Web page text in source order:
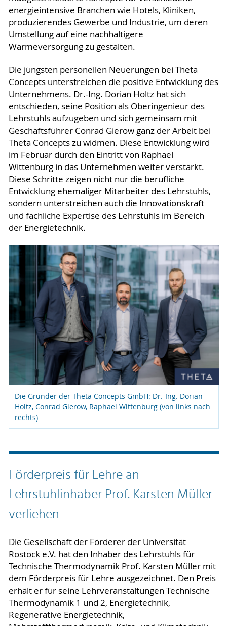
energieintensive Branchen wie Hotels, Kliniken,
produzierendes Gewerbe und Industrie, um deren
Umstellung auf eine nachhaltigere
Wärmeversorgung zu gestalten.
Die jüngsten personellen Neuerungen bei Theta
Concepts unterstreichen die positive Entwicklung des
Unternehmens. Dr.-Ing. Dorian Holtz hat sich
entschieden, seine Position als Oberingenieur des
Lehrstuhls aufzugeben und sich gemeinsam mit
Geschäftsführer Conrad Gierow ganz der Arbeit bei
Theta Concepts zu widmen. Diese Entwicklung wird
im Februar durch den Eintritt von Raphael
Wittenburg in das Unternehmen weiter verstärkt.
Diese Schritte zeigen nicht nur die berufliche
Entwicklung ehemaliger Mitarbeiter des Lehrstuhls,
sondern unterstreichen auch die Innovationskraft
und fachliche Expertise des Lehrstuhls im Bereich
der Energietechnik.
Die Gründer der Theta Concepts GmbH: Dr.-Ing. Dorian
Holtz, Conrad Gierow, Raphael Wittenburg (von links nach
rechts)
Förderpreis für Lehre an
Lehrstuhlinhaber Prof. Karsten Müller
verliehen
Die Gesellschaft der Förderer der Universität
Rostock e.V. hat den Inhaber des Lehrstuhls für
Technische Thermodynamik Prof. Karsten Müller mit
dem Förderpreis für Lehre ausgezeichnet. Den Preis
erhält er für seine Lehrveranstaltungen Technische
Thermodynamik 1 und 2, Energietechnik,
Regenerative Energietechnik,